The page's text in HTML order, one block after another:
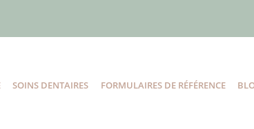
SOINS DENTAIRES FORMULAIRES DE RÉFÉRENCE